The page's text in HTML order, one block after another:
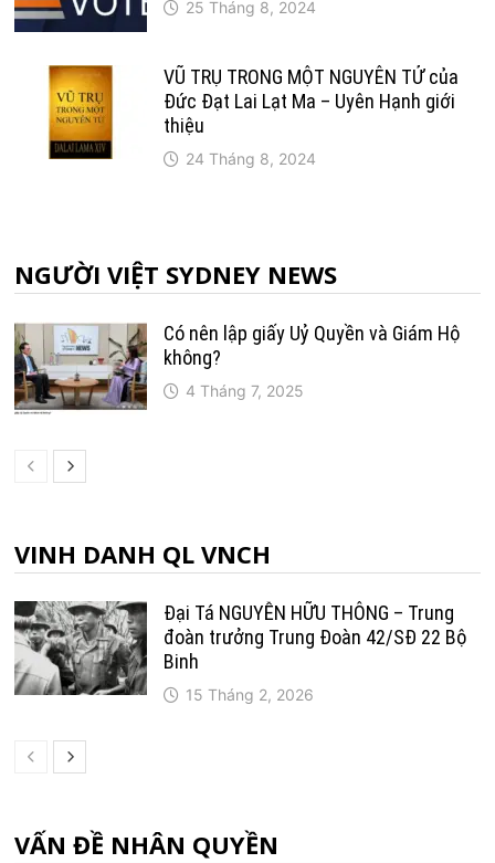
25 Tháng 8, 2024
VŨ TRỤ TRONG MỘT NGUYÊN TỬ của
Đức Đạt Lai Lạt Ma – Uyên Hạnh giới
thiệu
24 Tháng 8, 2024
NGƯỜI VIỆT SYDNEY NEWS
Có nên lập giấy Uỷ Quyền và Giám Hộ
không?
4 Tháng 7, 2025
VINH DANH QL VNCH
Đại Tá NGUYỄN HỮU THÔNG – Trung
đoàn trưởng Trung Ðoàn 42/SÐ 22 Bộ
Binh
15 Tháng 2, 2026
VẤN ĐỀ NHÂN QUYỀN